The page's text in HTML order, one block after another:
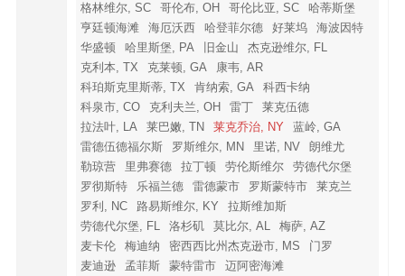
格林维尔, SC
哥伦布, OH 哥伦比亚, SC
哈蒂斯堡
亨廷顿海滩
海厄沃西 哈登菲尔德 好莱坞
海波因特
华盛顿
哈里斯堡, PA 旧金山
杰克逊维尔, FL
克利本, TX
克莱顿, GA
康韦, AR
科珀斯克里斯蒂, TX
肯纳索, GA
科西卡纳
科泉市, CO
克利夫兰, OH 雷丁
莱克伍德
拉法叶, LA
莱巴嫩, TN 莱克乔治, NY
蓝岭, GA
雷德伍德福尔斯
罗斯维尔, MN 里诺, NV
朗维尤
勒琼营
里弗赛德 拉丁顿 劳伦斯维尔
劳德代尔堡
罗彻斯特
乐福兰德 雷德蒙市 罗斯蒙特市
莱克兰
罗利, NC
路易斯维尔, KY
拉斯维加斯
劳德代尔堡, FL
洛杉矶 莫比尔, AL
梅萨, AZ
麦卡伦
梅迪纳 密西西比州杰克逊市, MS
门罗
麦迪逊
孟菲斯 蒙特雷市
迈阿密海滩